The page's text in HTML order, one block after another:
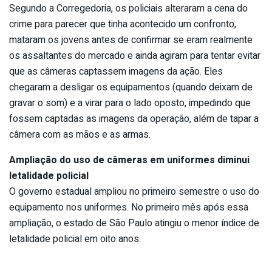
Segundo a Corregedoria, os policiais alteraram a cena do
crime para parecer que tinha acontecido um confronto,
mataram os jovens antes de confirmar se eram realmente
os assaltantes do mercado e ainda agiram para tentar evitar
que as câmeras captassem imagens da ação. Eles
chegaram a desligar os equipamentos (quando deixam de
gravar o som) e a virar para o lado oposto, impedindo que
fossem captadas as imagens da operação, além de tapar a
câmera com as mãos e as armas.
Ampliação do uso de câmeras em uniformes diminui
letalidade policial
O governo estadual ampliou no primeiro semestre o uso do
equipamento nos uniformes. No primeiro mês após essa
ampliação, o estado de São Paulo atingiu o menor índice de
letalidade policial em oito anos.